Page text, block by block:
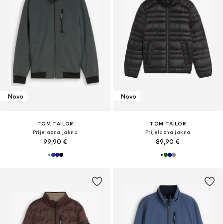
Novo
TOM TAILOR
Prijelazna jakna
99,90 €
Novo
TOM TAILOR
Prijelazna jakna
89,90 €